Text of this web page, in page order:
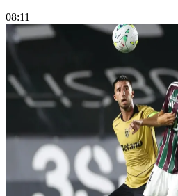
08:11